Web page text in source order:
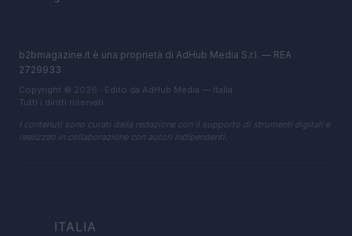
b2bmagazine.it è una proprietà di AdHub Media S.r.l. — REA
2729933
Copyright © 2026 · Edito da AdHub Media — Italia
Tutti i diritti riservati
I contenuti sono curati dalla redazione con il supporto di strumenti digitali e
realizzati in collaborazione con autori indipendenti.
ITALIA